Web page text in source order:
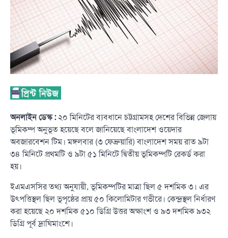
অনলাইন ডেস্ক : ২০ মিনিটের ব্যবধানে চট্টগ্রামসহ দেশের বিভিন্ন জেলায়
ভূমিকম্প অনুভূত হয়েছে বলে জানিয়েছে বাংলাদেশ ওয়েদার
অবজারবেশন টিম। মঙ্গলবার (৩ ফেব্রুয়ারি) বাংলাদেশ সময় রাত ৯টা
৩৪ মিনিটে প্রথমটি ও ৯টা ৫১ মিনিটে দ্বিতীয় ভূমিকম্পটি রেকর্ড করা
হয়।
ইএমএসসির তথ্য অনুযায়ী, ভূমিকম্পটির মাত্রা ছিল ৫ দশমিক ৩। এর
উৎপত্তিস্থল ছিল ভূপৃষ্ঠের প্রায় ৫০ কিলোমিটার গভীরে। কেন্দ্রস্থল নির্ধারণ
করা হয়েছে ২০ দশমিক ৫১০ ডিগ্রি উত্তর অক্ষাংশ ও ৯৩ দশমিক ৯৩২
ডিগ্রি পূর্ব দ্রাঘিমাংশে।